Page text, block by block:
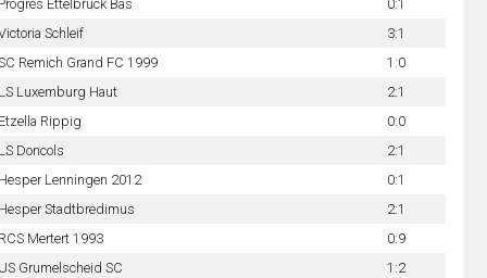
Progrès Ettelbruck Bas
0:1
Schleif
3:1
Remich Grand FC 1999
1:0
LS Luxemburg Haut
2:1
Etzella Rippig
0:0
LS Doncols
2:1
Hesper Lenningen 2012
0:1
Hesper Stadtbredimus
2:1
RCS Mertert 1993
0:9
US Grumelscheid SC
1:2